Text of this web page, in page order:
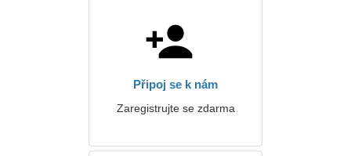
Připoj se k nám
Zaregistrujte se zdarma